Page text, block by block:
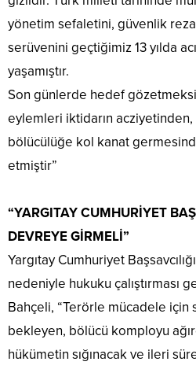
yönetim sefaletini, güvenlik
serüvenini geçtiğimiz 13 yılda
yaşamıştır.
Son günlerde hedef
eylemleri iktidarın
bölücülüğe kol kanat
etmiştir”
“YARGITAY CUMHURİYET
DEVREYE GİRMELİ”
Yargıtay Cumhuriyet
nedeniyle hukuku çalıştırması
Bahçeli, “Terörle mücadele
bekleyen, bölücü komployu
hükümetin sığınacak ve ileri